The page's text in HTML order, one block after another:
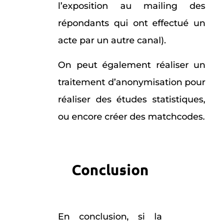
l’exposition au mailing des
répondants qui ont effectué un
acte par un autre canal).
On peut également réaliser un
traitement d’anonymisation pour
réaliser des études statistiques,
ou encore créer des matchcodes.
Conclusion
En conclusion, si la